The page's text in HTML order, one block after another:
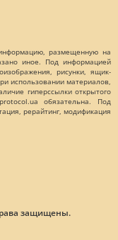
размещенную на
иное. Под информацией
рисунки, ящик-
использовании материалов,
гиперссылки открытого
обязательна. Под
рерайтинг, модификация
защищены.